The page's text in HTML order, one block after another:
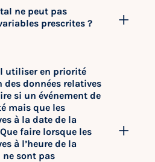
ne peut pas
prescrites ?
utiliser en priorité
des données relatives
si un événement de
mais que les
à la date de la
faire lorsque les
à l’heure de la
sont pas